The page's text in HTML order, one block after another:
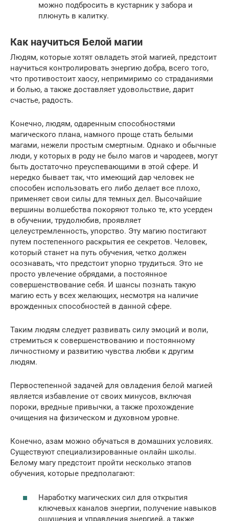
можно подбросить в кустарник у забора и
плюнуть в калитку.
Как научиться Белой магии
Людям, которые хотят овладеть этой магией, предстоит
научиться контролировать энергию добра, всего того,
что противостоит хаосу, непримиримо со страданиями
и болью, а также доставляет удовольствие, дарит
счастье, радость.
Конечно, людям, одаренным способностями
магического плана, намного проще стать белыми
магами, нежели простым смертным. Однако и обычные
люди, у которых в роду не было магов и чародеев, могут
быть достаточно преуспевающими в этой сфере. И
нередко бывает так, что имеющий дар человек не
способен использовать его либо делает все плохо,
применяет свои силы для темных дел. Высочайшие
вершины волшебства покоряют только те, кто усерден
в обучении, трудолюбив, проявляет
целеустремленность, упорство. Эту магию постигают
путем постепенного раскрытия ее секретов. Человек,
который станет на путь обучения, четко должен
осознавать, что предстоит упорно трудиться. Это не
просто увлечение обрядами, а постоянное
совершенствование себя. И шансы познать такую
магию есть у всех желающих, несмотря на наличие
врожденных способностей в данной сфере.
Таким людям следует развивать силу эмоций и воли,
стремиться к совершенствованию и постоянному
личностному и развитию чувства любви к другим
людям.
Первостепенной задачей для овладения белой магией
является избавление от своих минусов, включая
пороки, вредные привычки, а также прохождение
очищения на физическом и духовном уровне.
Конечно, азам можно обучаться в домашних условиях.
Существуют специализированные онлайн школы.
Белому магу предстоит пройти несколько этапов
обучения, которые предполагают:
Наработку магических сил для открытия
ключевых каналов энергии, получение навыков
ощущения и управления энергией, а также